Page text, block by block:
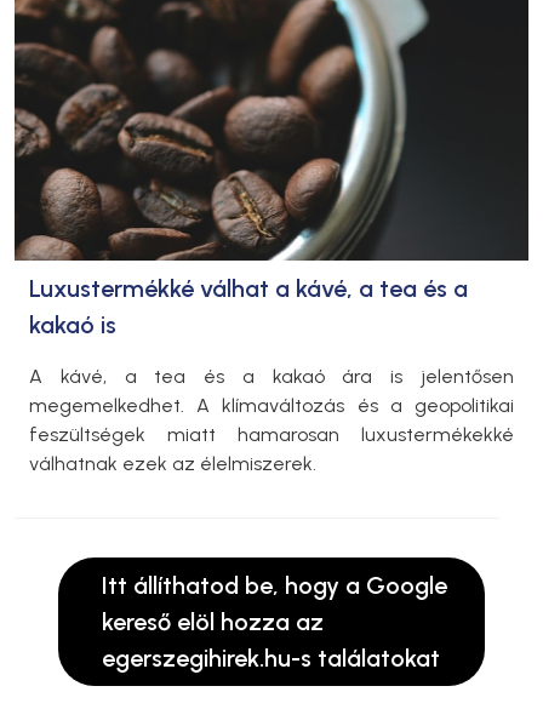
Luxustermékké válhat a kávé, a tea és a
kakaó is
A kávé, a tea és a kakaó ára is jelentősen
megemelkedhet. A klímaváltozás és a geopolitikai
feszültségek miatt hamarosan luxustermékekké
válhatnak ezek az élelmiszerek.
Itt állíthatod be, hogy a Google
kereső elöl hozza az
egerszegihirek.hu-s találatokat